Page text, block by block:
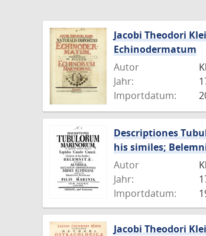
Jacobi Theodori
Echinodermatum
Autor
Jahr:
Importdatum:
Descriptiones
his similes;
Autor
Jahr:
Importdatum:
Jacobi Theodori